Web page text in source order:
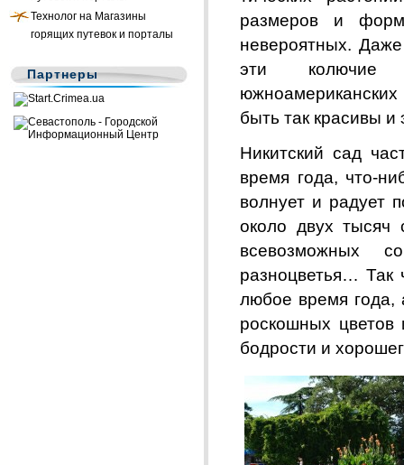
Технолог на Магазины
горящих путевок и порталы
Партнеры
размеров и
невероятных.
эти колючие
быть так красивы
Никитский сад
время года, что-
волнует и радует
около двух тысяч
всевозможных
разноцветья… Так
любое время года,
роскошных цветов
бодрости и